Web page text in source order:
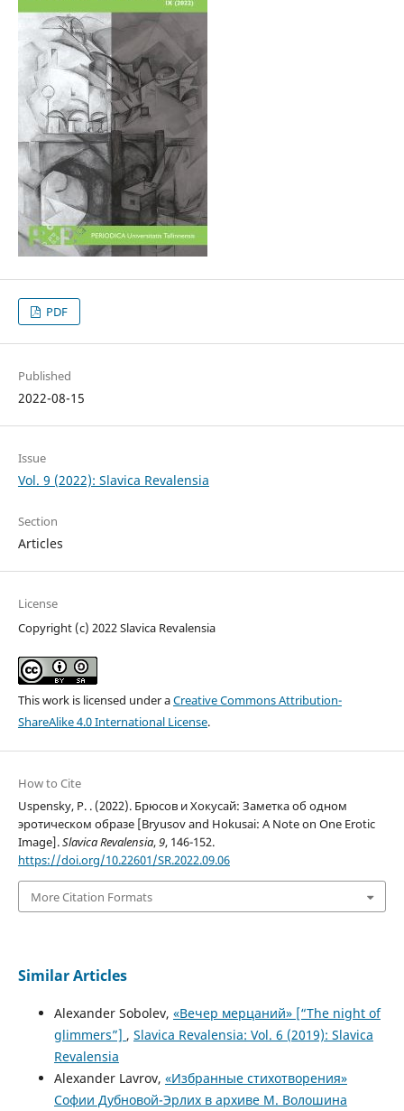
PDF
Published
2022-08-15
Issue
Vol. 9 (2022): Slavica Revalensia
Section
Articles
License
Copyright (c) 2022 Slavica Revalensia
This work is licensed under aCreative Commons Attribution-
ShareAlike 4.0 International License.
How to Cite
Uspensky, P. . (2022). Брюсов и Хокусай: Заметка об одном
эротическом образе [Bryusov and Hokusai: A Note on One Erotic
Image].Slavica Revalensia,9, 146-152.
https://doi.org/10.22601/SR.2022.09.06
More Citation Formats
Similar Articles
Alexander Sobolev, «Вечер мерцаний» [“The night оf
glimmers”] , Slavica Revalensia: Vol. 6 (2019): Slavica
Revalensia
Alexander Lavrov, «Избранные стихотворения»
Софии Дубновой-Эрлих в архиве М. Волошина